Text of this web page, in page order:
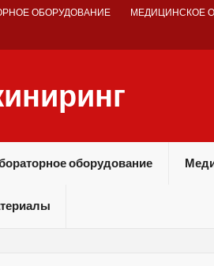
ОБОРУДОВАНИЕ МЕДИЦИНСКОЕ
оборудование